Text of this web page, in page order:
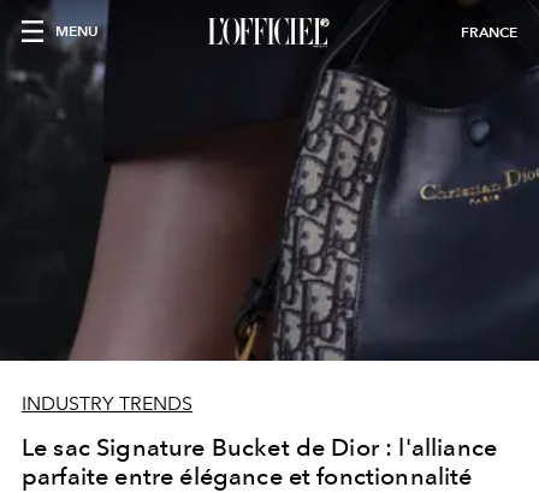
MENU FRANCE
INDUSTRY TRENDS
Le sac Signature Bucket de Dior : l'alliance
parfaite entre élégance et fonctionnalité